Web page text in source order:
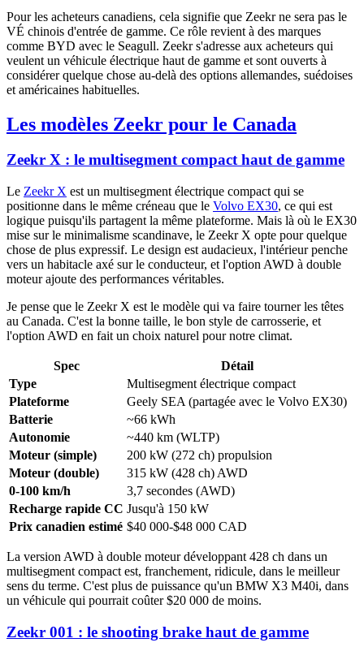
Pour les acheteurs canadiens, cela signifie que Zeekr ne sera pas le
VÉ chinois d'entrée de gamme. Ce rôle revient à des marques
comme BYD avec le Seagull. Zeekr s'adresse aux acheteurs qui
veulent un véhicule électrique haut de gamme et sont ouverts à
considérer quelque chose au-delà des options allemandes, suédoises
et américaines habituelles.
Les modèles Zeekr pour le Canada
Zeekr X : le multisegment compact haut de gamme
Le Zeekr X est un multisegment électrique compact qui se
positionne dans le même créneau que le Volvo EX30, ce qui est
logique puisqu'ils partagent la même plateforme. Mais là où le EX30
mise sur le minimalisme scandinave, le Zeekr X opte pour quelque
chose de plus expressif. Le design est audacieux, l'intérieur penche
vers un habitacle axé sur le conducteur, et l'option AWD à double
moteur ajoute des performances véritables.
Je pense que le Zeekr X est le modèle qui va faire tourner les têtes
au Canada. C'est la bonne taille, le bon style de carrosserie, et
l'option AWD en fait un choix naturel pour notre climat.
Spec
Détail
Type
Multisegment électrique compact
Plateforme
Geely SEA (partagée avec le Volvo EX30)
Batterie
~66 kWh
Autonomie
~440 km (WLTP)
Moteur (simple)
200 kW (272 ch) propulsion
Moteur (double)
315 kW (428 ch) AWD
0-100 km/h
3,7 secondes (AWD)
Recharge rapide CC Jusqu'à 150 kW
Prix canadien estimé $40 000-$48 000 CAD
La version AWD à double moteur développant 428 ch dans un
multisegment compact est, franchement, ridicule, dans le meilleur
sens du terme. C'est plus de puissance qu'un BMW X3 M40i, dans
un véhicule qui pourrait coûter $20 000 de moins.
Zeekr 001 : le shooting brake haut de gamme